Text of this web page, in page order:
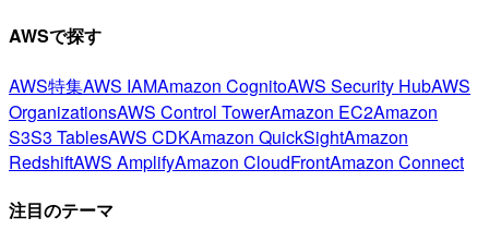
AWSで探す
AWS特集AWS IAMAmazon CognitoAWS Security HubAWS
OrganizationsAWS Control TowerAmazon EC2Amazon
S3S3 TablesAWS CDKAmazon QuickSightAmazon
RedshiftAWS AmplifyAmazon CloudFrontAmazon Connect
注目のテーマ